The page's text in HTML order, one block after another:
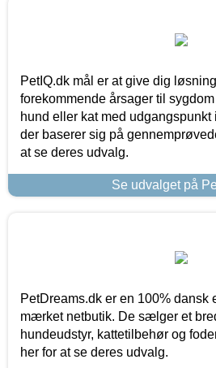
PetIQ.dk mål er at give dig
forekommende årsager til
hund eller kat med
der baserer sig på
at se deres udvalg.
Se udvalget på
PetDreams.dk er en 100% dansk
mærket netbutik. De sælger et
hundeudstyr, kattetilbehør og
her for at se deres udvalg.